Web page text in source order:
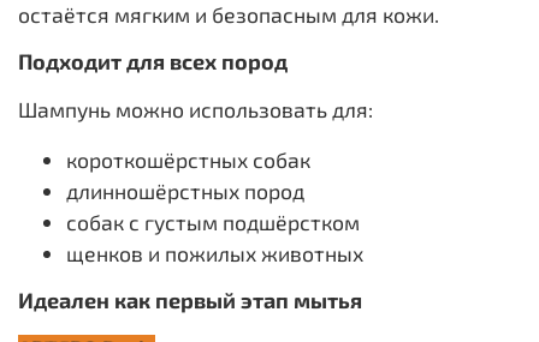
остаётся мягким и безопасным для кожи.
Подходит для всех пород
Шампунь можно использовать для:
короткошёрстных собак
длинношёрстных пород
собак с густым подшёрстком
щенков и пожилых животных
Идеален как первый этап мытья